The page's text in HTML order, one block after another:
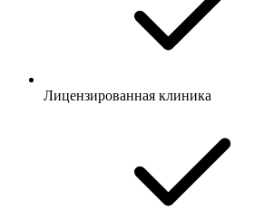
Лицензированная клиника